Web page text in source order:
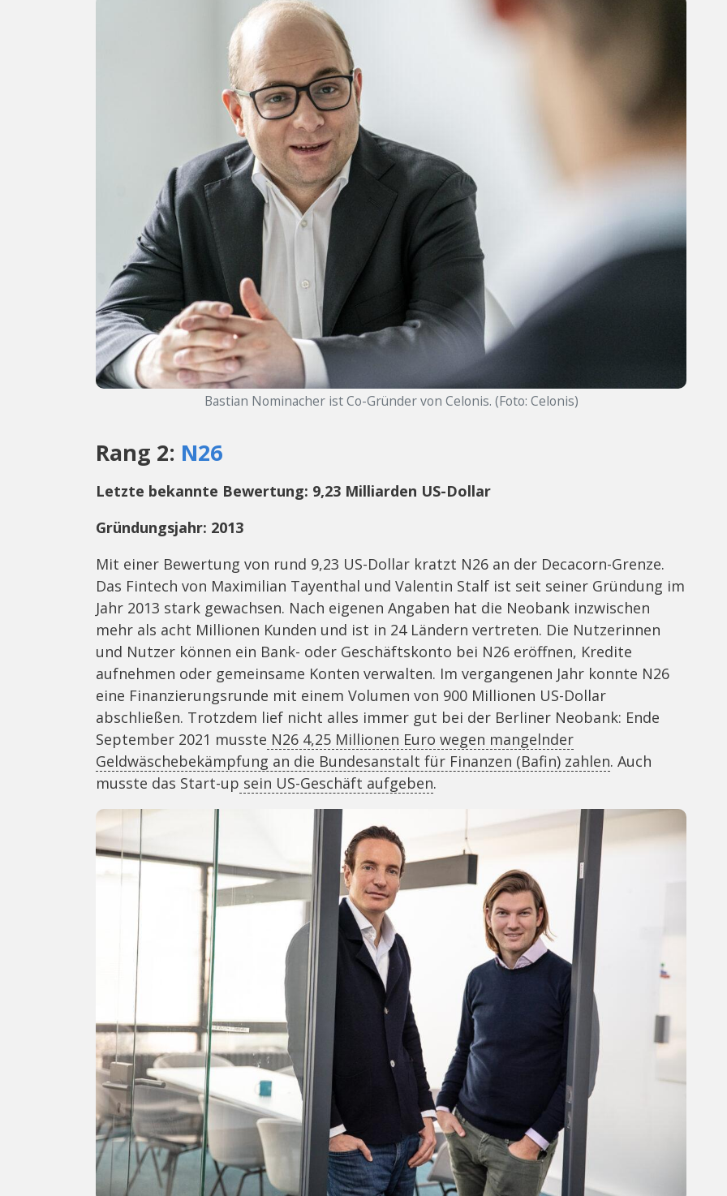
Bastian Nominacher ist Co-Gründer von Celonis. (Foto: Celonis)
Rang 2: N26
Letzte bekannte Bewertung: 9,23 Milliarden US-Dollar
Gründungsjahr: 2013
Mit einer Bewertung von rund 9,23 US-Dollar kratzt N26 an der Decacorn-Grenze.
Das Fintech von Maximilian Tayenthal und Valentin Stalf ist seit seiner Gründung im
Jahr 2013 stark gewachsen. Nach eigenen Angaben hat die Neobank inzwischen
mehr als acht Millionen Kunden und ist in 24 Ländern vertreten. Die Nutzerinnen
und Nutzer können ein Bank- oder Geschäftskonto bei N26 eröffnen, Kredite
aufnehmen oder gemeinsame Konten verwalten. Im vergangenen Jahr konnte N26
eine Finanzierungsrunde mit einem Volumen von 900 Millionen US-Dollar
abschließen. Trotzdem lief nicht alles immer gut bei der Berliner Neobank: Ende
September 2021 musste N26 4,25 Millionen Euro wegen mangelnder
Geldwäschebekämpfung an die Bundesanstalt für Finanzen (Bafin) zahlen. Auch
musste das Start-up sein US-Geschäft aufgeben.